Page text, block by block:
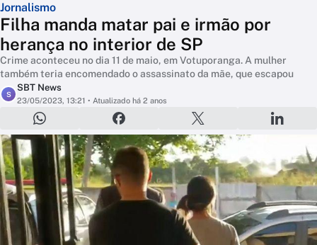
Jornalismo
Filha manda matar pai e irmão por
herança no interior de SP
Crime aconteceu no dia 11 de maio, em Votuporanga. A mulher
também teria encomendado o assassinato da mãe, que escapou
S
SBT News
23/05/2023, 13:21 • Atualizado há 2 anos